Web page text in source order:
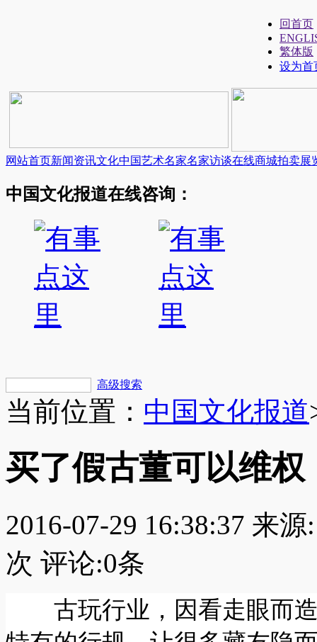
回首页
繁体版
设为首
网站首页新闻资讯文化中国艺术名家名家访谈在线商城拍卖展
中国文化报道在线咨询：
高级搜索
当前位置： 中国文化报道
买了假古董可以维权
2016-07-29 16:38:37 来源:
次 评论:0条
古玩行业，因看走眼而造